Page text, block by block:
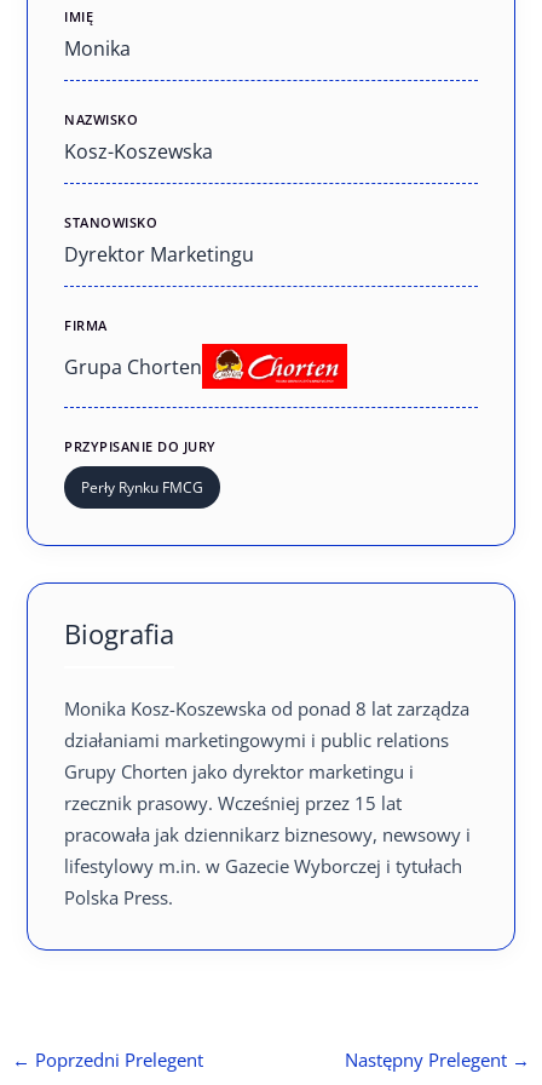
IMIĘ
Monika
NAZWISKO
Kosz-Koszewska
STANOWISKO
Dyrektor Marketingu
FIRMA
Grupa Chorten
PRZYPISANIE DO JURY
Perły Rynku FMCG
Biografia
Monika Kosz-Koszewska od ponad 8 lat zarządza
działaniami marketingowymi i public relations
Grupy Chorten jako dyrektor marketingu i
rzecznik prasowy. Wcześniej przez 15 lat
pracowała jak dziennikarz biznesowy, newsowy i
lifestylowy m.in. w Gazecie Wyborczej i tytułach
Polska Press.
← Poprzedni Prelegent Następny Prelegent →